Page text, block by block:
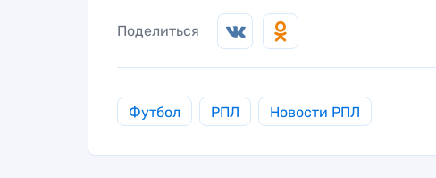
Поделиться
Футбол РПЛ Новости РПЛ